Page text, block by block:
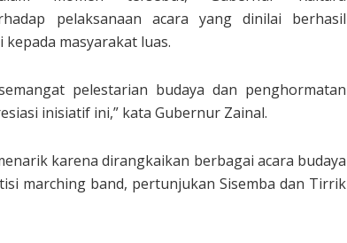
pelaksanaan acara yang dinilai berhasil
masyarakat luas.
pelestarian budaya dan penghormatan
inisiatif ini,” kata Gubernur Zainal.
karena dirangkaikan berbagai acara budaya
marching band, pertunjukan Sisemba dan Tirrik